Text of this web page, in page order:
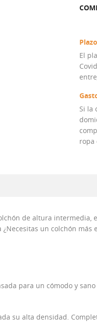
El
Si la
ropa
de altura intermedia,
un colchón
para un cómodo y
su alta densidad.